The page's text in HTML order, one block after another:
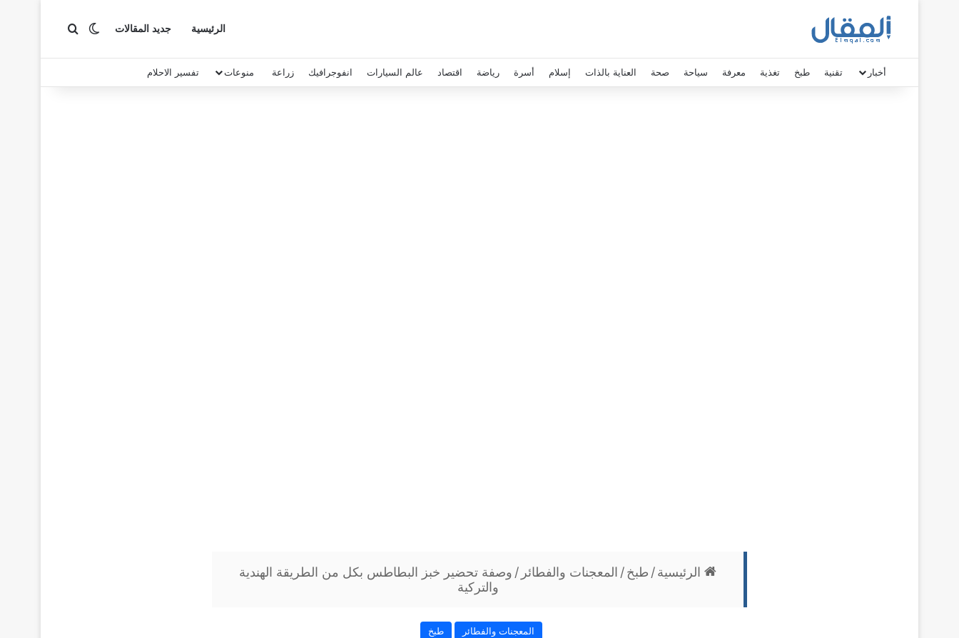
الرئيسية جديد المقالات الوضع المظلم
بحث عن
أخبار تقنية طبخ تغذية معرفة سياحة صحة العناية بالذات إسلام أسرة رياضة اقتصاد عالم السيارات انفوجرافيك زراعة منوعات تفسير الاحلام
الرئيسية/ طبخ/ المعجنات والفطائر / وصفة تحضير خبز البطاطس بكل من الطريقة الهندية
والتركية
المعجنات والفطائر طبخ